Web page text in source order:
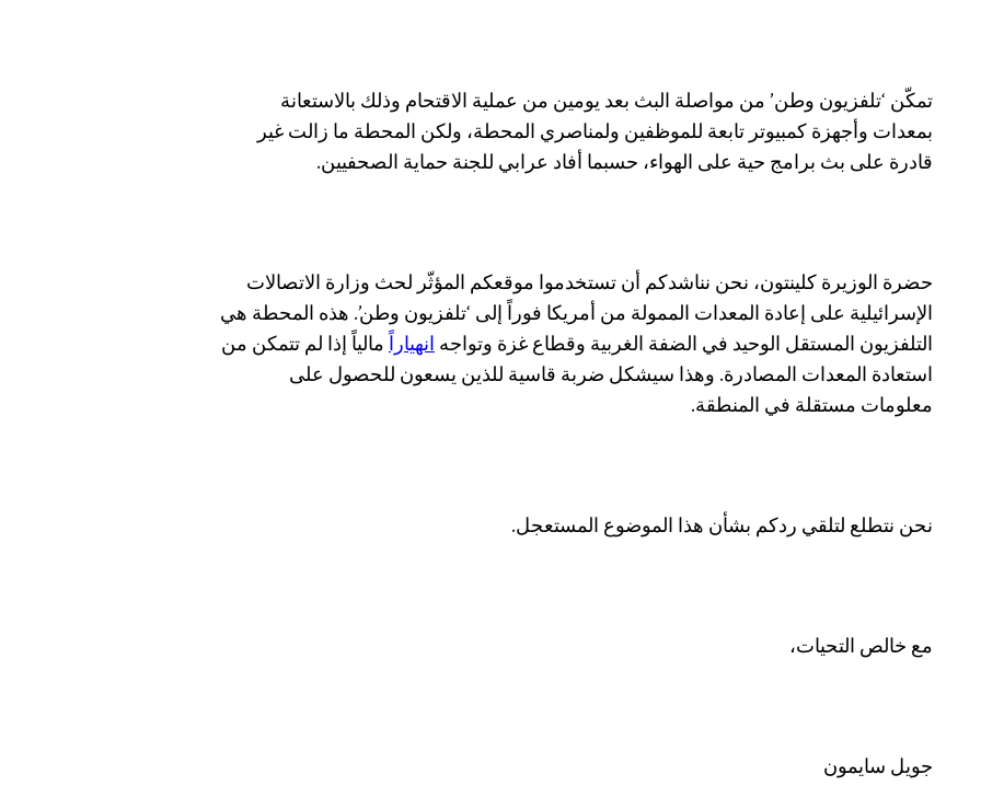
تمكّن ‘تلفزيون وطن’ من مواصلة البث بعد يومين من عملية الاقتحام وذلك بالاستعانة
بمعدات وأجهزة كمبيوتر تابعة للموظفين ولمناصري المحطة، ولكن المحطة ما زالت غير
قادرة على بث برامج حية على الهواء، حسبما أفاد عرابي للجنة حماية الصحفيين.
حضرة الوزيرة كلينتون، نحن نناشدكم أن تستخدموا موقعكم المؤثّر لحث وزارة الاتصالات
الإسرائيلية على إعادة المعدات الممولة من أمريكا فوراً إلى ‘تلفزيون وطن’. هذه المحطة هي
التلفزيون المستقل الوحيد في الضفة الغربية وقطاع غزة وتواجهانهياراًمالياً إذا لم تتمكن من
استعادة المعدات المصادرة. وهذا سيشكل ضربة قاسية للذين يسعون للحصول على
معلومات مستقلة في المنطقة.
نحن نتطلع لتلقي ردكم بشأن هذا الموضوع المستعجل.
مع خالص التحيات،
جويل سايمون